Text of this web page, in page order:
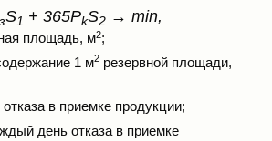
S1 + 365РkS2→ min,
площадь, м2;
1 м2 резервной площади,
в приемке продукции;
день отказа в приемке